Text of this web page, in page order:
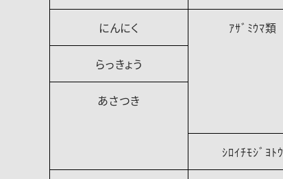
にんにく ｱｻﾞﾐｳﾏ類
らっきょう
あさつき
ｼﾛｲﾁﾓｼﾞﾖﾄｳ